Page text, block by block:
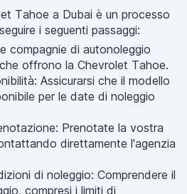
Tahoe a Dubai è un processo
i seguenti passaggi:
compagnie di autonoleggio
offrono la Chevrolet Tahoe.
Assicurarsi che il modello
per le date di noleggio
Prenotate la vostra
direttamente l'agenzia
di noleggio: Comprendere il
compresi i limiti di